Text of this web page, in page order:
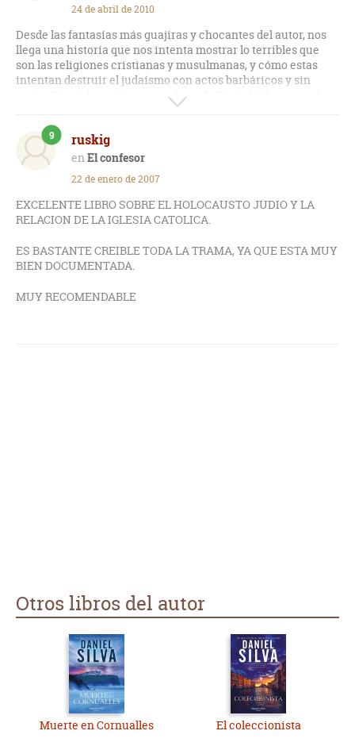
24 de abril de 2010
Desde las fantasías más guajiras y chocantes del autor, nos
llega una historia que nos intenta mostrar lo terribles que
son las religiones cristianas y musulmanas, y cómo estas
intentan destruir el judaísmo con actos barbáricos y sin
razón. No así los judíos, que a decir de Daniel Silva, cuando
matan a un terrorista islámico lo hacen con mucho dolor en
el alma, lo que parece darles derecho de hacerlo.
El libro es sionista por donde se le vea. Es un panfleto que
intenta hacernos odiar a la iglesia católica, temerle al islam,
y justificar las acciones extremistas por parte Israel hacia los
pueblos musulmanes.
puntuación más alta. Quizá un 4.
ruskig
El confesor
9
22 de enero de 2007
EXCELENTE LIBRO SOBRE EL HOLOCAUSTO JUDIO Y LA
RELACION DE LA IGLESIA CATOLICA.
ES BASTANTE CREIBLE TODA LA TRAMA, YA QUE ESTA MUY
BIEN DOCUMENTADA.
MUY RECOMENDABLE
Otros libros del autor
Muerte en Cornualles El coleccionista